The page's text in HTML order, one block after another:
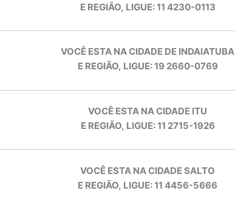
E REGIÃO, LIGUE: 11 4230-0113
VOCÊ ESTA NA CIDADE DE INDAIATUBA
E REGIÃO, LIGUE: 19 2660-0769
VOCÊ ESTA NA CIDADE ITU
E REGIÃO, LIGUE: 11 2715-1926
VOCÊ ESTA NA CIDADE SALTO
E REGIÃO, LIGUE: 11 4456-5666